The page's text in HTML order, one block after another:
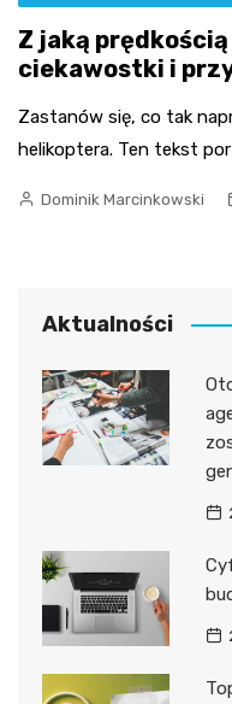
Z jaką
ciekawostki i
Zastanów się, co tak
helikoptera. Ten tekst
Dominik Marcinkowski
Aktualności